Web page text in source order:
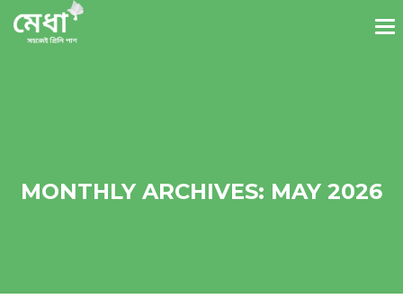
MONTHLY ARCHIVES: MAY 2026